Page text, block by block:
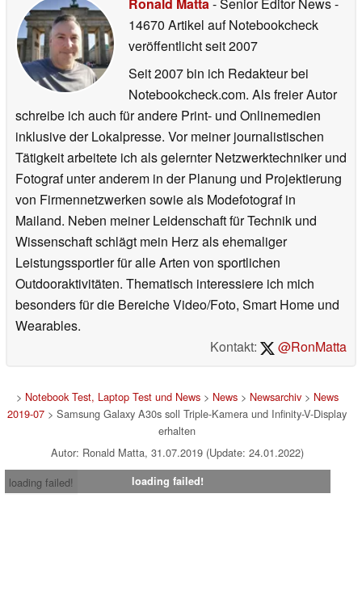
14670 Artikel auf Notebookcheck
veröffentlichtseit 2007
Seit 2007 bin ich Redakteur bei
Notebookcheck.com. Als freier Autor
schreibe ich auch für andere Print- und Onlinemedien
inklusive der Lokalpresse. Vor meiner journalistischen
Tätigkeit arbeitete ich als gelernter Netzwerktechniker und
Fotograf unter anderem in der Planung und Projektierung
von Firmennetzwerken sowie als Modefotograf in
Mailand. Neben meiner Leidenschaft für Technik und
Wissenschaft schlägt mein Herz als ehemaliger
Leistungssportler für alle Arten von sportlichen
Outdooraktivitäten. Thematisch interessiere ich mich
besonders für die Bereiche Video/Foto, Smart Home und
Wearables.
Kontakt:
@RonMatta
> Notebook Test, Laptop Test und News> News> Newsarchiv> News
2019-07 > Samsung Galaxy A30s soll Triple-Kamera und Infinity-V-Display
erhalten
Autor: Ronald Matta, 31.07.2019 (Update: 24.01.2022)
loading failed!
loading failed!